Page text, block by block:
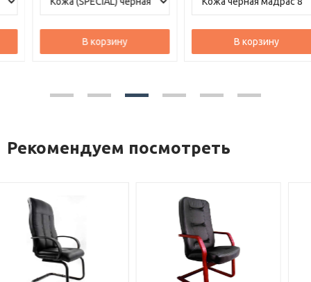
В корзину В корзину
Рекомендуем посмотреть